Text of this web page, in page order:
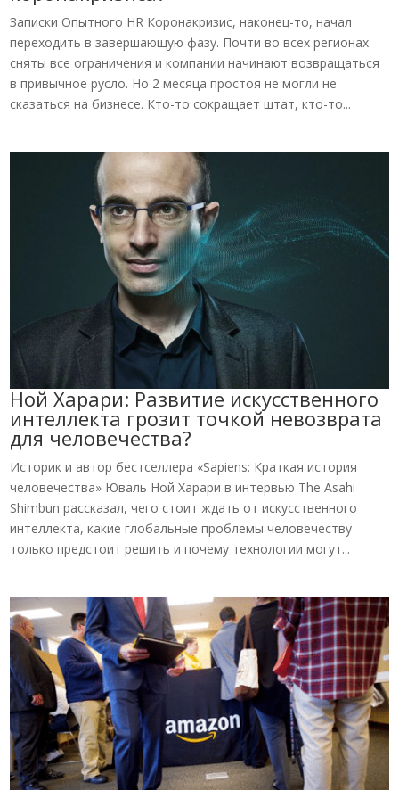
Записки Опытного HR Коронакризис, наконец-то, начал
переходить в завершающую фазу. Почти во всех регионах
сняты все ограничения и компании начинают возвращаться
в привычное русло. Но 2 месяца простоя не могли не
сказаться на бизнесе. Кто-то сокращает штат, кто-то...
Ной Харари: Развитие искусственного
интеллекта грозит точкой невозврата
для человечества?
Историк и автор бестселлера «Sapiens: Краткая история
человечества» Юваль Ной Харари в интервью The Asahi
Shimbun рассказал, чего стоит ждать от искусственного
интеллекта, какие глобальные проблемы человечеству
только предстоит решить и почему технологии могут...